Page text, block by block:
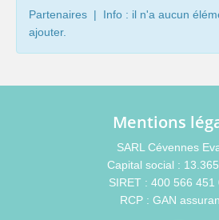
Partenaires | Info : il n'a aucun
ajouter.
Mentions
SARL Cévennes
Capital social :
SIRET : 400 566 451
RCP : GAN